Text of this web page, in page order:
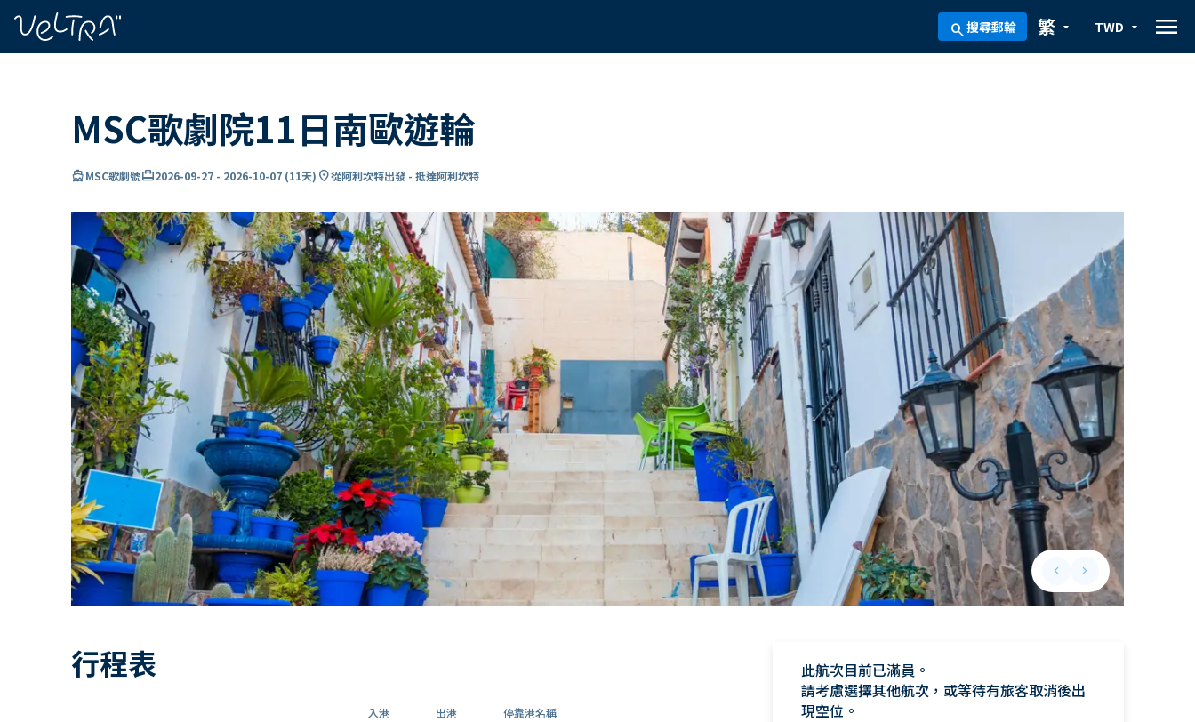
search搜尋郵輪 arrow_drop_down
繁 arrow_drop_down
TWD menu
MSC歌劇院11日南歐遊輪
directions_boatMSC歌劇號card_travel2026-09-27 - 2026-10-07 (11天) location_on從阿利坎特出發 - 抵達阿利坎特
keyboard_arrow_leftPrevious slide
keyboard_arrow_rightNext slide
行程表
入港 出港 停靠港名稱
此航次目前已滿員。
請考慮選擇其他航次，或等待有旅客取消後出
現空位。